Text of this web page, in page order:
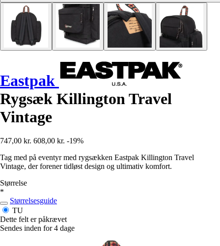
Eastpak
Rygsæk Killington Travel
Vintage
747,00 kr. 608,00 kr. -19%
Tag med på eventyr med rygsækken Eastpak Killington Travel
Vintage, der forener tidløst design og ultimativ komfort.
Størrelse
*
Størrelsesguide
TU
Dette felt er påkrævet
Sendes inden for 4 dage